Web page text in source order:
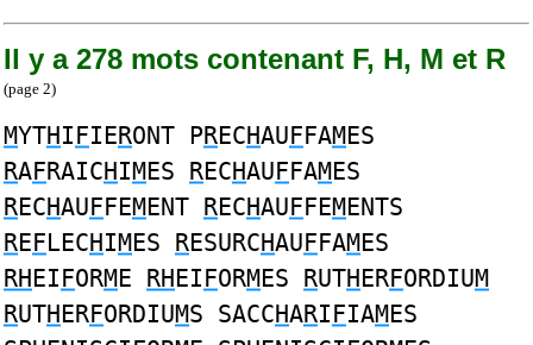
Il y a 278 mots contenant F, H, M et R
(page 2)
MYTHIFIERONT PRECHAUFFAMES
RAFRAICHIMES RECHAUFFAMES
RECHAUFFEMENT RECHAUFFEMENTS
REFLECHIMES RESURCHAUFFAMES
RHEIFORME RHEIFORMES RUTHERFORDIUM
RUTHERFORDIUMS SACCHARIFIAMES